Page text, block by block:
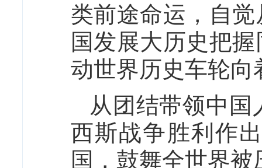
类前途命运，自
国发展大历史把
动世界历史车轮
从团结带领中
西斯战争胜利作
国，鼓舞全世界